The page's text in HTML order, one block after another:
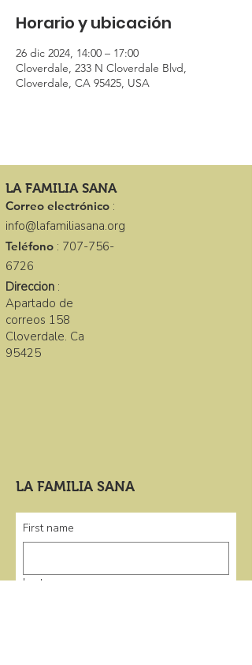
Horario y ubicación
26 dic 2024, 14:00 – 17:00
Cloverdale, 233 N Cloverdale Blvd,
Cloverdale, CA 95425, USA
LA FAMILIA SANA
Correo electrónico :
info@lafamiliasana.org
Teléfono : 707-756-
6726
LA FAMILIA SANA
First name
Last name
Direccion :
Apartado de
correos 158
Cloverdale. Ca
95425